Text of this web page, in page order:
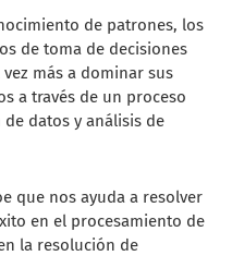
de patrones, los
de toma de decisiones
más a dominar sus
a través de un proceso
datos y análisis de
que nos ayuda a resolver
en el procesamiento de
la resolución de